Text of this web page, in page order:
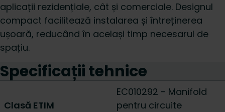
aplicații rezidențiale, cât și comerciale. Designul
compact facilitează instalarea și întreținerea
ușoară, reducând în același timp necesarul de
spațiu.
Specificații tehnice
Clasă ETIM
EC010292 - Manifold
pentru circuite